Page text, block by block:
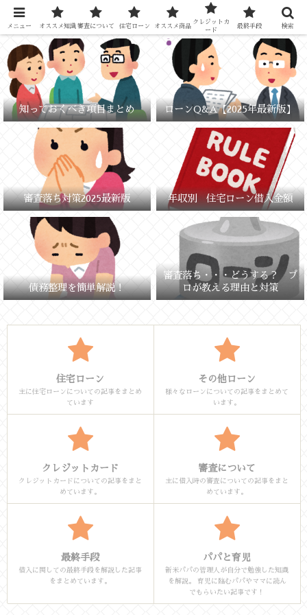
元銀行員が教える「失敗しないお金の選び方」
知っておくべき項目まとめ ローンQ&A【2025年最新版】
審査落ち対策2025最新版 年収別 住宅ローン借入金額
債務整理を簡単解説！
審査落ち・・・どうする？ プ
ロが教える理由と対策
住宅ローン
主に住宅ローンについての記事をまとめ
ています
その他ローン
様々なローンについての記事をまとめて
います。
クレジットカード
クレジットカードについての記事をまと
めています。
審査について
主に借入時の審査についての記事をまと
めています。
最終手段
借入に関しての最終手段を解説した記事
をまとめています。
パパと育児
新米パパの管理人が自分で勉強した知識
を解説。 育児に臨むパパやママに読ん
でもらいたい記事です！
メニュー オススメ知識 審査について 住宅ローン オススメ商品
クレジットカ
ード
最終手段 検索